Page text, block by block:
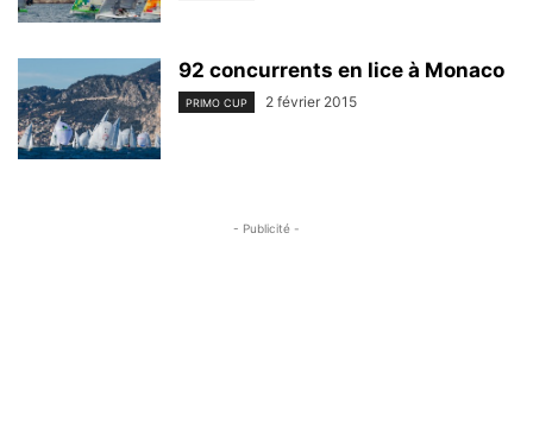
92 concurrents en lice à Monaco
PRIMO CUP 2 février 2015
- Publicité -